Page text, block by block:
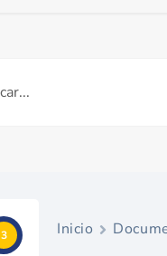
3 Inicio